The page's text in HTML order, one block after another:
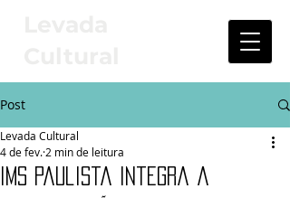
Post
IMS Paulista integra a
Levada Cultural
4 de fev. 2 min de leitura